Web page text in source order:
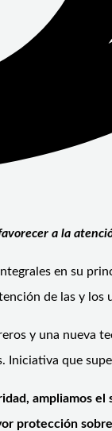
a la
en su
de las y los
y una nueva
Iniciativa que
ampliamos
protección